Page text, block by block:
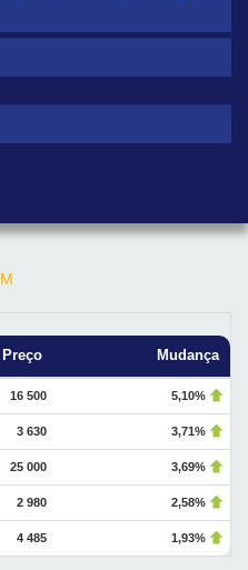
Preço Mudança
16 500 5,10%
3 630 3,71%
25 000 3,69%
2 980 2,58%
4 485 1,93%